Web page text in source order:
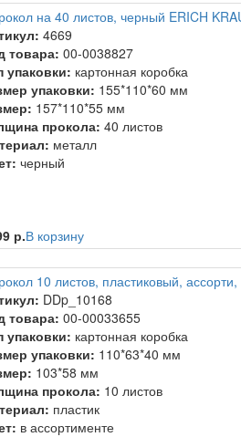
на 40 листов, черный ERICH
4669
товара: 00-0038827
упаковки: картонная коробка
упаковки: 155*110*60 мм
157*110*55 мм
прокола: 40 листов
металл
черный
р.В корзину
10 листов, пластиковый,
DDp_10168
товара: 00-00033655
упаковки: картонная коробка
упаковки: 110*63*40 мм
103*58 мм
прокола: 10 листов
пластик
в ассортименте